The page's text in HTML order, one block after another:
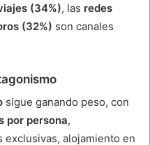
(34%), las redes
(32%) son canales
sigue ganando peso, con
por persona,
alojamiento en